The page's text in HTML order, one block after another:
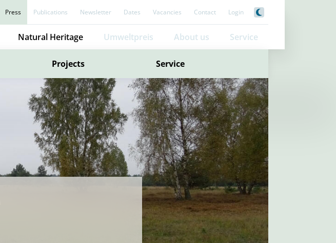
Press Publications Newsletter Dates Vacancies Contact Login
Natural Heritage
Projects Service
Umweltpreis About us Service